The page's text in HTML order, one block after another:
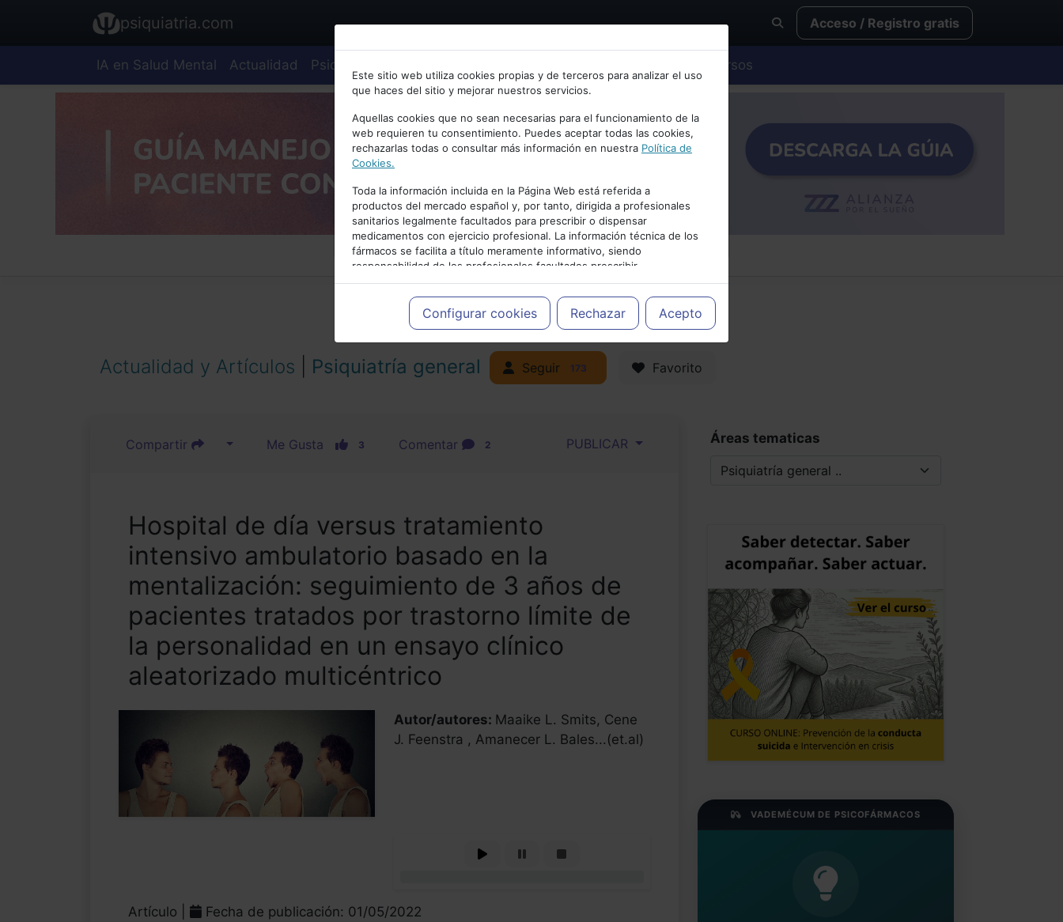
Bienvenid@ a psiquiatria.com
Escribe tu Email
Accede o regístrate con tu email.
Cancelar
psiquiatria.com Acceso / Registro gratis
IA en Salud Mental Actualidad Psiquiatría Cursos
Este sitio web utiliza cookies propias y de terceros para analizar el uso
que haces del sitio y mejorar nuestros servicios.
Aquellas cookies que no sean necesarias para el funcionamiento de la
web requieren tu consentimiento. Puedes aceptar todas las cookies,
rechazarlas todas o consultar más información en nuestra Política de
Cookies.
Toda la información incluida en la Página Web está referida a
productos del mercado español y, por tanto, dirigida a profesionales
sanitarios legalmente facultados para prescribir o dispensar
medicamentos con ejercicio profesional. La información técnica de los
fármacos se facilita a título meramente informativo, siendo
responsabilidad de los profesionales facultados prescribir
medicamentos y decidir, en cada caso concreto, el tratamiento más
adecuado a las necesidades del paciente.
Configurar cookies Rechazar Acepto
PUBLICIDAD
Actualidad y Artículos Psiquiatría general Seguir 173 Favorito
Compartir Me Gusta 3 Comentar 2 PUBLICAR
Hospital de día versus tratamiento
intensivo ambulatorio basado en la
mentalización: seguimiento de 3 años de
pacientes tratados por trastorno límite de
la personalidad en un ensayo clínico
aleatorizado multicéntrico
Autor/autores: Maaike L. Smits, Cene
J. Feenstra , Amanecer L. Bales...(et.al)
Artículo | Fecha de publicación: 01/05/2022
Áreas tematicas
VADEMÉCUM DE PSICOFÁRMACOS